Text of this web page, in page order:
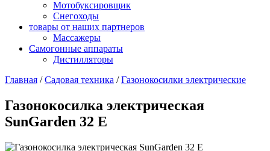
Мотобуксировщик
Снегоходы
товары от наших партнеров
Массажеры
Самогонные аппараты
Дистилляторы
Главная /Садовая техника /Газонокосилки электрические
Газонокосилка электрическая
SunGarden 32 E